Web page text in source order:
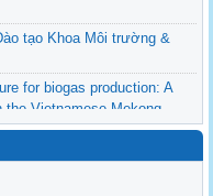
tạo Khoa Môi trường &
for biogas production: A
the Vietnamese Mekong
systems in the Vietnamese